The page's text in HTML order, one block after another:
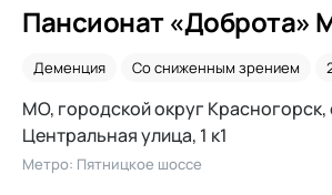
Пансионат «Доброта»
Деменция Со сниженным зрением
МО, городской округ Красногорск,
Центральная улица, 1 к1
Метро: Пятницкое шоссе